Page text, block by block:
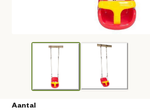
Aantal